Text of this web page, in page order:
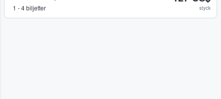
1 - 4 biljetter styck